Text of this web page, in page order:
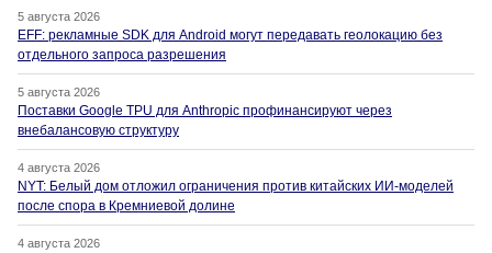
5 августа 2026
EFF: рекламные SDK для Android могут передавать геолокацию без
отдельного запроса разрешения
5 августа 2026
Поставки Google TPU для Anthropic профинансируют через
внебалансовую структуру
4 августа 2026
NYT: Белый дом отложил ограничения против китайских ИИ-моделей
после спора в Кремниевой долине
4 августа 2026